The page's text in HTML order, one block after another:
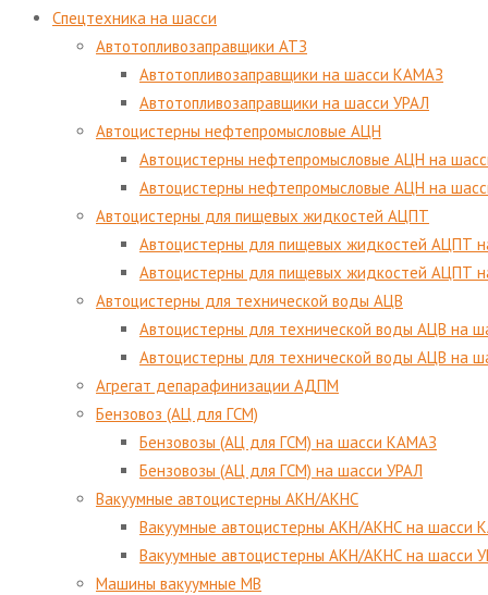
Спецтехника на шасси
Автотопливозаправщики АТЗ
Автотопливозаправщики на шасси КАМАЗ
Автотопливозаправщики на шасси УРАЛ
Автоцистерны нефтепромысловые АЦН
Автоцистерны нефтепромысловые АЦН на
Автоцистерны нефтепромысловые АЦН на
Автоцистерны для пищевых жидкостей АЦПТ
Автоцистерны для пищевых жидкостей АЦПТ
Автоцистерны для пищевых жидкостей АЦПТ
Автоцистерны для технической воды АЦВ
Автоцистерны для технической воды АЦВ на
Автоцистерны для технической воды АЦВ на
Агрегат депарафинизации АДПМ
Бензовоз (АЦ для ГСМ)
Бензовозы (АЦ для ГСМ) на шасси КАМАЗ
Бензовозы (АЦ для ГСМ) на шасси УРАЛ
Вакуумные автоцистерны АКН/АКНС
Вакуумные автоцистерны АКН/АКНС на шасси
Вакуумные автоцистерны АКН/АКНС на шасси
Машины вакуумные МВ